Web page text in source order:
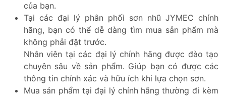
của bạn.
Tại các đại lý phân phối sơn nhũ JYMEC chính
hãng, bạn có thể dễ dàng tìm mua sản phẩm mà
không phải đặt trước.
Nhân viên tại các đại lý chính hãng được đào tạo
chuyên sâu về sản phẩm. Giúp bạn có được các
thông tin chính xác và hữu ích khi lựa chọn sơn.
Mua sản phẩm tại đại lý chính hãng thường đi kèm